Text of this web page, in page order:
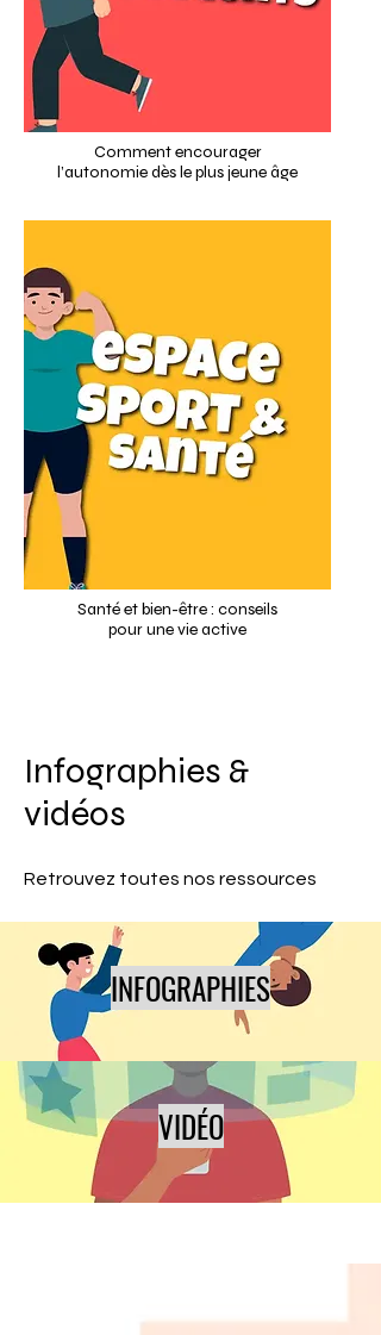
Comment encourager
l’autonomie dès le plus jeune âge
Santé et bien-être : conseils
pour une vie active
Infographies &
vidéos
Retrouvez toutes nos ressources
INFOGRAPHIES
VIDÉO